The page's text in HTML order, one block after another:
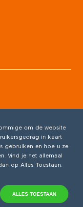
om de website
in kaart
gebruiken en hoe u ze
Vind je het allemaal
op Alles Toestaan.
ALLES TOESTAAN